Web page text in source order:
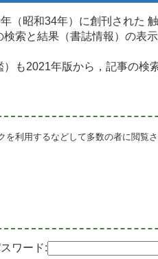
（昭和34年）に創刊された
索と結果（書誌情報）の表
も2021年版から，記事の検
を利用するなどして多数の者に閲覧
ワード: